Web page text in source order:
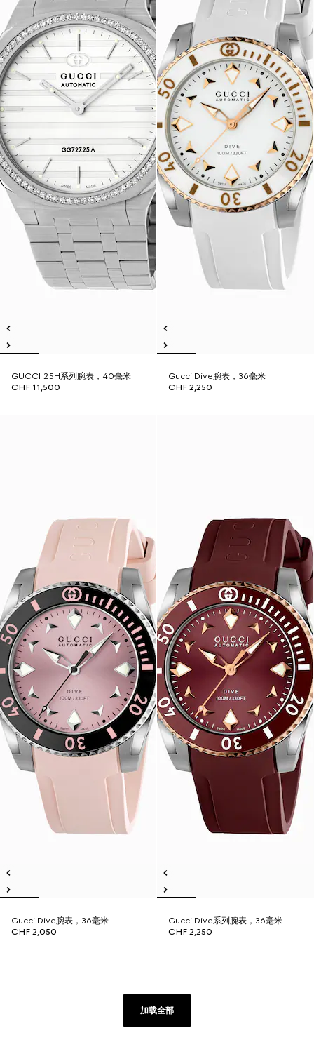
GUCCI 25H系列腕表，40毫米
CHF 11,500
Gucci Dive腕表，36毫米
CHF 2,250
Gucci Dive腕表，36毫米
CHF 2,050
Gucci Dive系列腕表，36毫米
CHF 2,250
加载全部